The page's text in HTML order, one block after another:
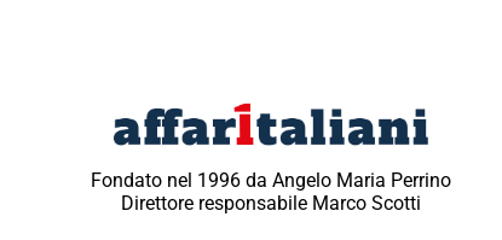
Fondato nel 1996 da Angelo Maria Perrino
Direttore responsabile Marco Scotti